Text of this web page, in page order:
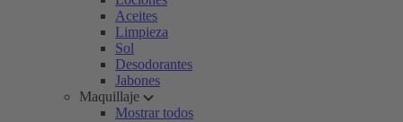
Aceites
Limpieza
Sol
Desodorantes
Jabones
Maquillaje
Mostrar todos